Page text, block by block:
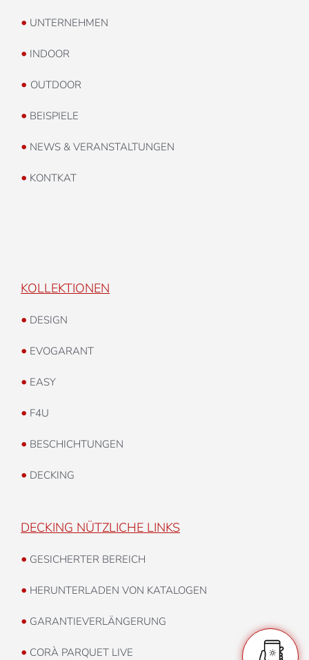
• UNTERNEHMEN
• INDOOR
• OUTDOOR
• BEISPIELE
• NEWS & VERANSTALTUNGEN
• KONTKAT
KOLLEKTIONEN
• DESIGN
• EVOGARANT
• EASY
• F4U
• BESCHICHTUNGEN
• DECKING
DECKING NÜTZLICHE LINKS
• GESICHERTER BEREICH
• HERUNTERLADEN VON KATALOGEN
• GARANTIEVERLÄNGERUNG
• CORÀ PARQUET LIVE